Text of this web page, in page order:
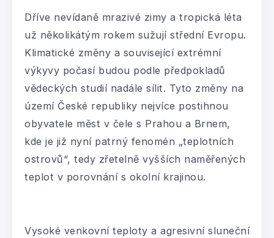
Dříve nevídaně mrazivé zimy a tropická léta
už několikátým rokem sužují střední Evropu.
Klimatické změny a související extrémní
výkyvy počasí budou podle předpokladů
vědeckých studií nadále sílit. Tyto změny na
území České republiky nejvíce postihnou
obyvatele měst v čele s Prahou a Brnem,
kde je již nyní patrný fenomén „teplotních
ostrovů“, tedy zřetelně vyšších naměřených
teplot v porovnání s okolní krajinou.
Vysoké venkovní teploty a agresivní sluneční